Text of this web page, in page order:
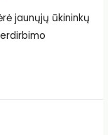
jaunųjų ūkininkų